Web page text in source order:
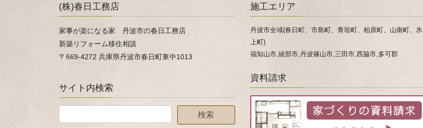
(株)春日工務店
家事が楽になる家 丹波市の春日工務店
新築リフォーム移住相談
〒669-4272 兵庫県丹波市春日町東中1013
サイト内検索
施工エリア
丹波市全域(春日町、市島町、青垣町、柏原町、山南町、氷
上町)
福知山市,綾部市,丹波篠山市,三田市,西脇市,多可郡
資料請求